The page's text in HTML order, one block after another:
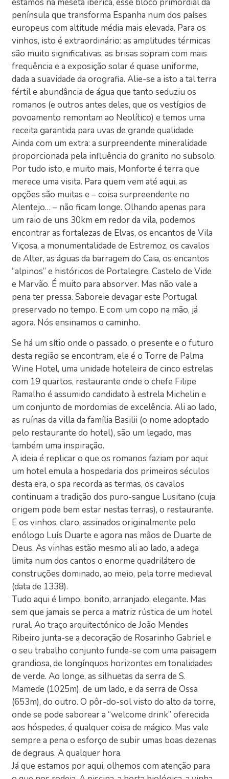
estamos na meseta ibérica, esse bloco primordial da
península que transforma Espanha num dos países
europeus com altitude média mais elevada. Para os
vinhos, isto é extraordinário: as amplitudes térmicas
são muito significativas, as brisas sopram com mais
frequência e a exposição solar é quase uniforme,
dada a suavidade da orografia. Alie-se a isto a tal terra
fértil e abundância de água que tanto seduziu os
romanos (e outros antes deles, que os vestígios de
povoamento remontam ao Neolítico) e temos uma
receita garantida para uvas de grande qualidade.
Ainda com um extra: a surpreendente mineralidade
proporcionada pela influência do granito no subsolo.
Por tudo isto, e muito mais, Monforte é terra que
merece uma visita. Para quem vem até aqui, as
opções são muitas e – coisa surpreendente no
Alentejo… – não ficam longe. Olhando apenas para
um raio de uns 30km em redor da vila, podemos
encontrar as fortalezas de Elvas, os encantos de Vila
Viçosa, a monumentalidade de Estremoz, os cavalos
de Alter, as águas da barragem do Caia, os encantos
“alpinos” e históricos de Portalegre, Castelo de Vide
e Marvão. É muito para absorver. Mas não vale a
pena ter pressa. Saboreie devagar este Portugal
preservado no tempo. E com um copo na mão, já
agora. Nós ensinamos o caminho.
Se há um sítio onde o passado, o presente e o futuro
desta região se encontram, ele é o Torre de Palma
Wine Hotel, uma unidade hoteleira de cinco estrelas
com 19 quartos, restaurante onde o chefe Filipe
Ramalho é assumido candidato à estrela Michelin e
um conjunto de mordomias de excelência. Ali ao lado,
as ruínas da villa da família Basilii (o nome adoptado
pelo restaurante do hotel), são um legado, mas
também uma inspiração.
A ideia é replicar o que os romanos faziam por aqui:
um hotel emula a hospedaria dos primeiros séculos
desta era, o spa recorda as termas, os cavalos
continuam a tradição dos puro-sangue Lusitano (cuja
origem pode bem estar nestas terras), o restaurante.
E os vinhos, claro, assinados originalmente pelo
enólogo Luís Duarte e agora nas mãos de Duarte de
Deus. As vinhas estão mesmo ali ao lado, a adega
limita num dos cantos o enorme quadrilátero de
construções dominado, ao meio, pela torre medieval
(data de 1338).
Tudo aqui é limpo, bonito, arranjado, elegante. Mas
sem que jamais se perca a matriz rústica de um hotel
rural. Ao traço arquitectónico de João Mendes
Ribeiro junta-se a decoração de Rosarinho Gabriel e
o seu trabalho conjunto funde-se com uma paisagem
grandiosa, de longínquos horizontes em tonalidades
de verde. Ao longe, as silhuetas da serra de S.
Mamede (1025m), de um lado, e da serra de Ossa
(653m), do outro. O pôr-do-sol visto do alto da torre,
onde se pode saborear a “welcome drink” oferecida
aos hóspedes, é qualquer coisa de mágico. Mas vale
sempre a pena o esforço de subir umas boas dezenas
de degraus. A qualquer hora.
Já que estamos por aqui, olhemos com atenção para